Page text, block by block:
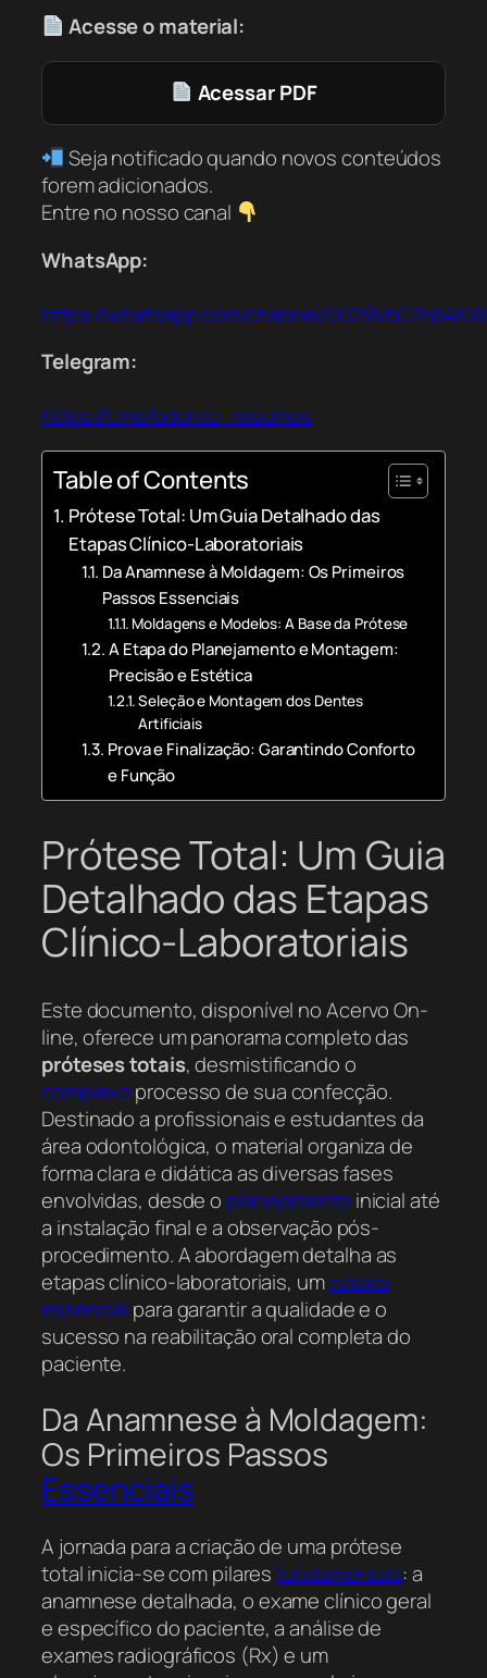
Acesse o material:
Acessar PDF
Seja notificado quando novos conteúdos
forem adicionados.
Entre no nosso canal
WhatsApp:
https://whatsapp.com/channel/
Telegram:
https://t.me/odonto_resumos
Table of Contents
Prótese Total: Um Guia Detalhado das
Etapas Clínico-Laboratoriais
Da Anamnese à Moldagem: Os Primeiros
Passos Essenciais
Moldagens e Modelos: A Base da Prótese
A Etapa do Planejamento e Montagem:
Precisão e Estética
Seleção e Montagem dos Dentes
Artificiais
Prova e Finalização: Garantindo Conforto
e Função
Prótese Total: Um Guia
Detalhado das Etapas
Clínico-Laboratoriais
Este documento, disponível no Acervo On-
line, oferece um panorama completo das
próteses totais, desmistificando o
complexo processo de sua confecção.
Destinado a profissionais e estudantes da
área odontológica, o material organiza de
forma clara e didática as diversas fases
envolvidas, desde o planejamento inicial até
a instalação final e a observação pós-
procedimento. A abordagem detalha as
etapas clínico-laboratoriais, umroteiro
essencial para garantir a qualidade e o
sucesso na reabilitação oral completa do
paciente.
Da Anamnese à Moldagem:
Os Primeiros Passos
Essenciais
A jornada para a criação de uma prótese
total inicia-se com pilaresfundamentais: a
anamnese detalhada, o exame clínico geral
e específico do paciente, a análise de
exames radiográficos (Rx) e um